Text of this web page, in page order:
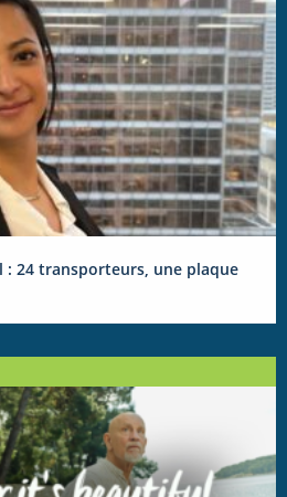
24 transporteurs, une plaque